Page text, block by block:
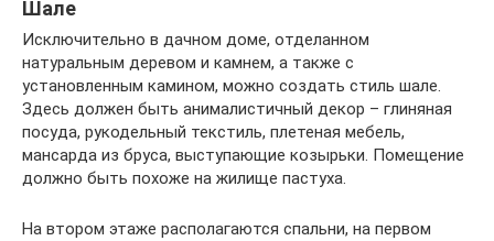
Шале
Исключительно в дачном доме, отделанном
натуральным деревом и камнем, а также с
установленным камином, можно создать стиль шале.
Здесь должен быть анималистичный декор – глиняная
посуда, рукодельный текстиль, плетеная мебель,
мансарда из бруса, выступающие козырьки. Помещение
должно быть похоже на жилище пастуха.
На втором этаже располагаются спальни, на первом